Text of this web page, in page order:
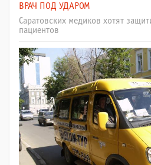
ВРАЧ ПОД УДАРОМ
Саратовских медиков хотят
пациентов